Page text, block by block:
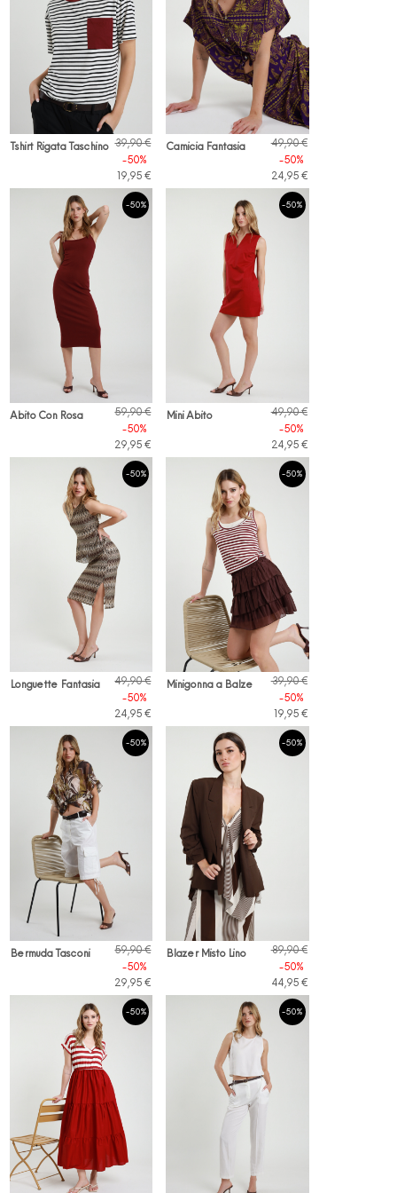
Tshirt Rigata Taschino 39,90 €
-50%
19,95 €
Camicia Fantasia
49,90 €
-50%
24,95 €
-50%
Abito Con Rosa
59,90 €
-50%
29,95 €
-50%
Mini Abito
49,90 €
-50%
24,95 €
-50%
Longuette Fantasia
49,90 €
-50%
24,95 €
-50%
Minigonna a Balze
39,90 €
-50%
19,95 €
-50%
Bermuda Tasconi
59,90 €
-50%
29,95 €
-50%
Blazer Misto Lino
89,90 €
-50%
44,95 €
-50% -50%